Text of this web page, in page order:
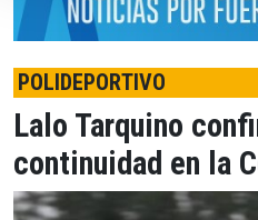
POLIDEPORTIVO
Lalo Tarquino
continuidad en la